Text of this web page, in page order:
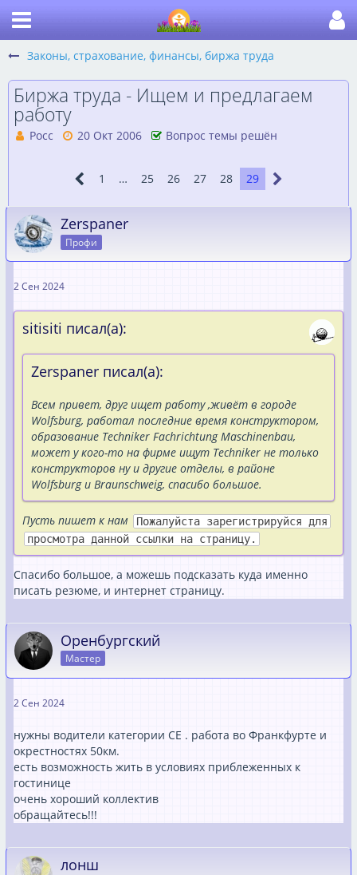
Законы, страхование, финансы, биржа труда
Биржа труда - Ищем и предлагаем
работу
Росс 20 Окт 2006 Вопрос темы решён
1 … 25 26 27 28 29
Zerspaner
Профи
2 Сен 2024
sitisiti писал(а):
Zerspaner писал(а):
Всем привет, друг ищет работу ,живёт в городе
Wolfsburg, работал последние время конструктором,
образование Techniker Fachrichtung Maschinenbau,
может у кого-то на фирме ищут Techniker не только
конструкторов ну и другие отделы, в районе
Wolfsburg и Braunschweig, спасибо большое.
Пусть пишет к нам
Пожалуйста зарегистрируйся для
просмотра данной ссылки на страницу.
Спасибо большое, а можешь подсказать куда именно
писать резюме, и интернет страницу.
Оренбургский
Мастер
2 Сен 2024
нужны водители категории СЕ . работа во Франкфурте и
окрестностях 50км.
есть возможность жить в условиях приблеженных к
гостинице
очень хороший коллектив
обращайтесь!!!
лонш